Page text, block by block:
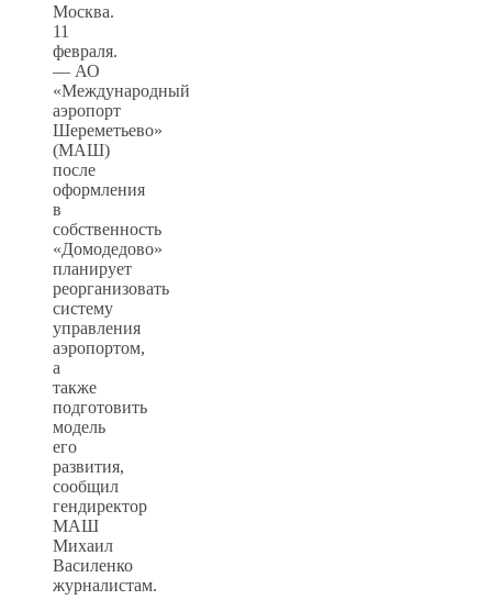
Москва.
11
февраля.
— АО
«Международный
аэропорт
Шереметьево»
(МАШ)
после
оформления
в
собственность
«Домодедово»
планирует
реорганизовать
систему
управления
аэропортом,
а
также
подготовить
модель
его
развития,
сообщил
гендиректор
МАШ
Михаил
Василенко
журналистам.